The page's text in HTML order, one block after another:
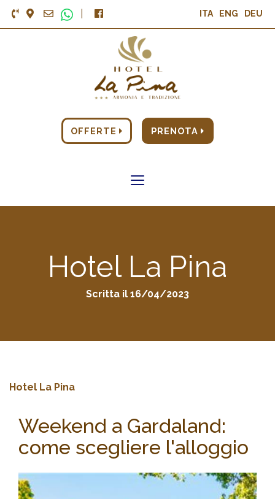
ITA ENG DEU
OFFERTE PRENOTA
Toggle
Hotel La Pina
Scritta il 16/04/2023
Hotel La Pina
Weekend a Gardaland:
come scegliere l'alloggio